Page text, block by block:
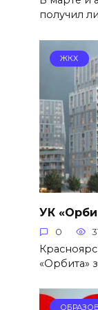
получил
ЖКХ
УК
0
«Орбита»